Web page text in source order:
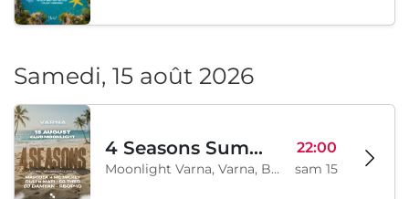
Samedi, 15 août 2026
4 Seasons Summer Edition
Moonlight Varna, Varna, BG
22:00
sam 15